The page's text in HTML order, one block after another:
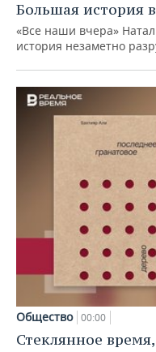
Большая история
«Все наши вчера»
история незаметно
Общество 00:00
Стеклянное